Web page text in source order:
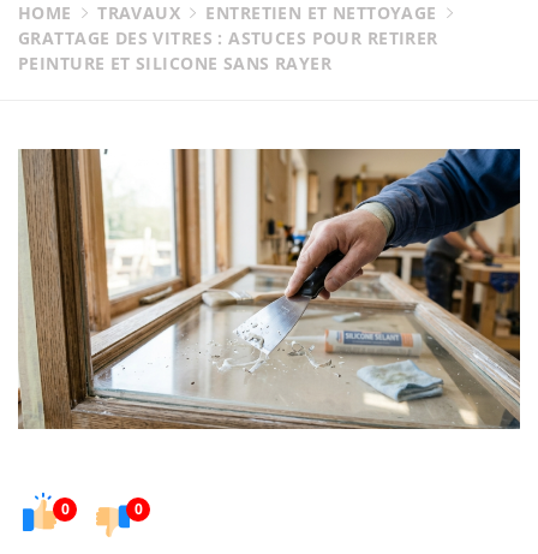
HOME TRAVAUX
ENTRETIEN ET NETTOYAGE
GRATTAGE DES VITRES : ASTUCES POUR RETIRER
PEINTURE ET SILICONE SANS RAYER
0 0